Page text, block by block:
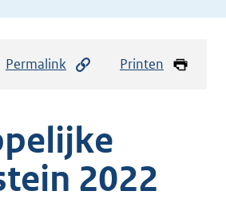
Permalink Printen
2022